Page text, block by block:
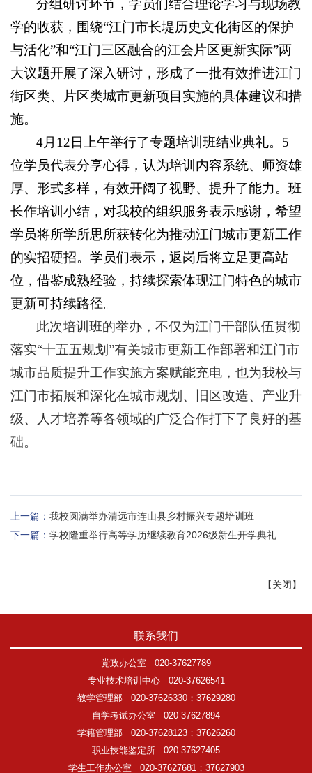
分组研讨环节，学员们结合理论学习与现场教
学的收获，围绕“江门市长堤历史文化街区的保护
与活化”和“江门三区融合的江会片区更新实际”两
大议题开展了深入研讨，形成了一批有效推进江门
街区类、片区类城市更新项目实施的具体建议和措
施。
4月12日上午举行了专题培训班结业典礼。5
位学员代表分享心得，认为培训内容系统、师资雄
厚、形式多样，有效开阔了视野、提升了能力。班
长作培训小结，对我校的组织服务表示感谢，希望
学员将所学所思所获转化为推动江门城市更新工作
的实招硬招。学员们表示，返岗后将立足更高站
位，借鉴成熟经验，持续探索体现江门特色的城市
更新可持续路径。
此次培训班的举办，不仅为江门干部队伍贯彻
落实“十五五规划”有关城市更新工作部署和江门市
城市品质提升工作实施方案赋能充电，也为我校与
江门市拓展和深化在城市规划、旧区改造、产业升
级、人才培养等各领域的广泛合作打下了良好的基
础。
上一篇： 我校圆满举办清远市连山县乡村振兴专题培训班
下一篇： 学校隆重举行高等学历继续教育2026级新生开学典礼
【关闭】
联系我们
党政办公室
020-37627789
专业技术培训中心
020-37626541
教学管理部
020-37626330；37629280
自学考试办公室
020-37627894
学籍管理部
020-37628123；37626260
职业技能鉴定所
020-37627405
学生工作办公室
020-37627681；37627903